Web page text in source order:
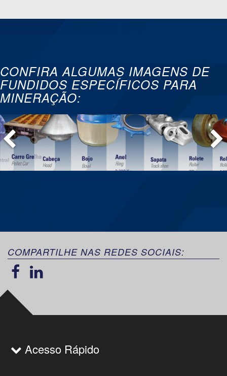
CONFIRA ALGUMAS IMAGENS DE
FUNDIDOS ESPECÍFICOS PARA
MINERAÇÃO:
COMPARTILHE NAS REDES SOCIAIS:
Acesso Rápido